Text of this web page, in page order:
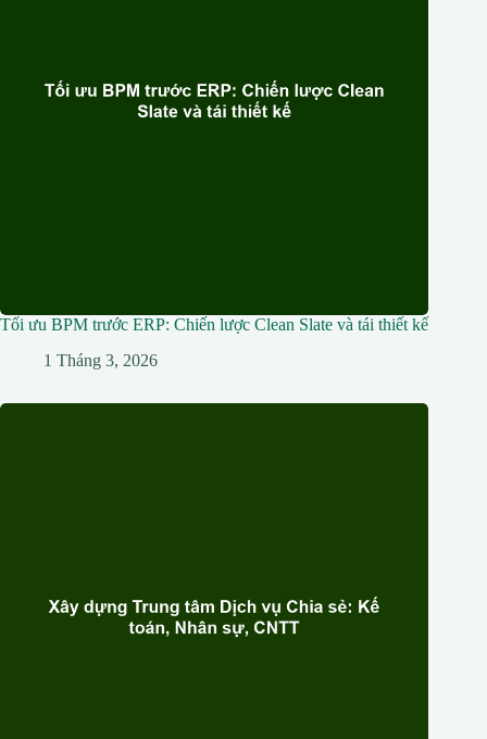
Tối ưu BPM trước ERP: Chiến lược Clean Slate và tái thiết kế
1 Tháng 3, 2026